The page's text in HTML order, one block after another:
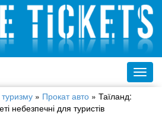
Англійська
Російська
Українська
» Прокат авто » Таїланд:
небезпечні для туристів